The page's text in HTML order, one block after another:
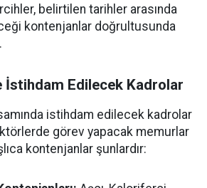
belirtilen tarihler arasında
kontenjanlar doğrultusunda
İstihdam Edilecek Kadrolar
istihdam edilecek kadrolar
görev yapacak memurlar
kontenjanlar şunlardır: